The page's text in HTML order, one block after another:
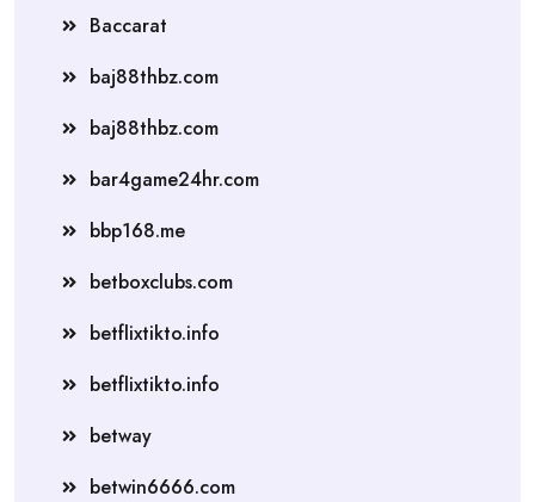
Baccarat
baj88thbz.com
baj88thbz.com
bar4game24hr.com
bbp168.me
betboxclubs.com
betflixtikto.info
betflixtikto.info
betway
betwin6666.com